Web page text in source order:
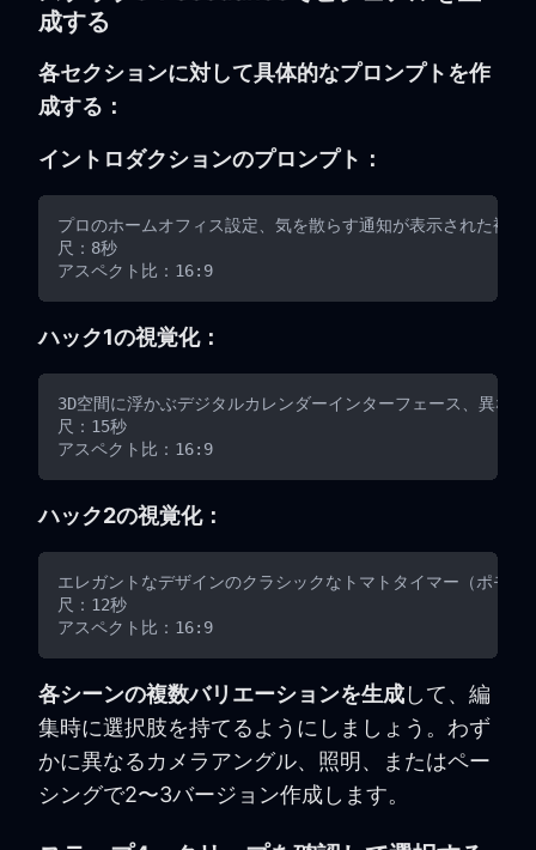
成する
各セクションに対して具体的なプロンプトを作
成する：
イントロダクションのプロンプト：
プロのホームオフィス設定、気を散らす通知が表示された複
尺：8秒
ハック1の視覚化：
3D空間に浮かぶデジタルカレンダーインターフェース、異な
尺：15秒
ハック2の視覚化：
エレガントなデザインのクラシックなトマトタイマー（ポモ
尺：12秒
各シーンの複数バリエーションを生成して、編
集時に選択肢を持てるようにしましょう。わず
かに異なるカメラアングル、照明、またはペー
シングで2〜3バージョン作成します。